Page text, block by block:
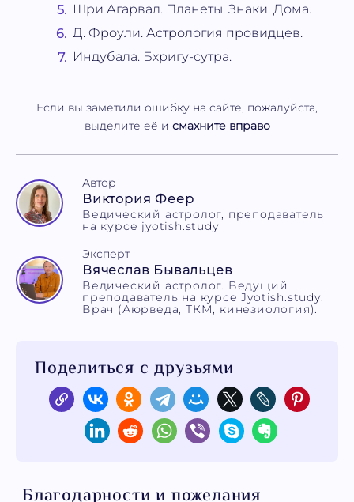
Шри Агарвал. Планеты. Знаки. Дома.
Д. Фроули. Астрология провидцев.
Индубала. Бхригу-сутра.
Если вы заметили ошибку на сайте, пожалуйста,
выделите её и смахните вправо
Автор
Виктория Феер
Ведический астролог, преподаватель
на курсе jyotish.study
Эксперт
Вячеслав Бывальцев
Ведический астролог. Ведущий
преподаватель на курсе Jyotish.study.
Врач (Аюрведа, ТКМ, кинезиология).
Поделиться с друзьями
Благодарности и пожелания